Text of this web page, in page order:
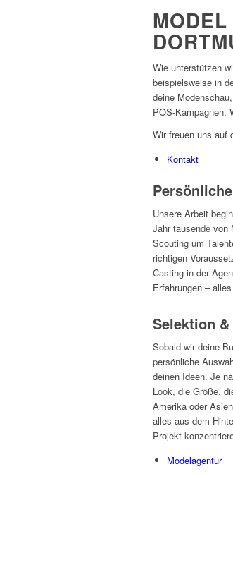
Wie unterstützen
beispielsweise in
deine
POS-Kampagnen,
Wir freuen uns auf
Kontakt
Unsere Arbeit
Jahr tausende von
Scouting um
richtigen
Casting in der
Erfahrungen –
Selektion
Sobald wir deine
persönliche
deinen Ideen. Je
Look, die Größe,
Amerika oder
alles aus dem
Projekt
Modelagentur